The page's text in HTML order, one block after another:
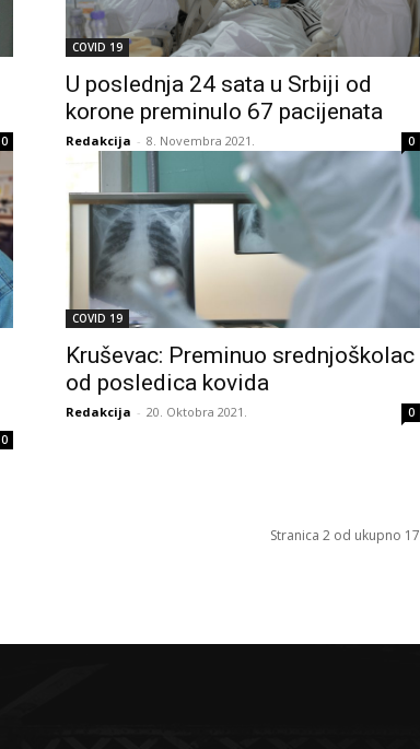
0
COVID 19
U poslednja 24 sata u Srbiji od
korone preminulo 67 pacijenata
Redakcija - 8. Novembra 2021. 0
0
COVID 19
Kruševac: Preminuo srednjoškolac
od posledica kovida
Redakcija - 20. Oktobra 2021. 0
Stranica 2 od ukupno 17